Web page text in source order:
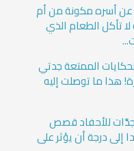
عن أسره مكونة من أم
تأكل الطعام الذي
الممتعة جدتي
هذا ما توصلت إليه
للأحفاد قصص
إلى درجة أن يؤثر على